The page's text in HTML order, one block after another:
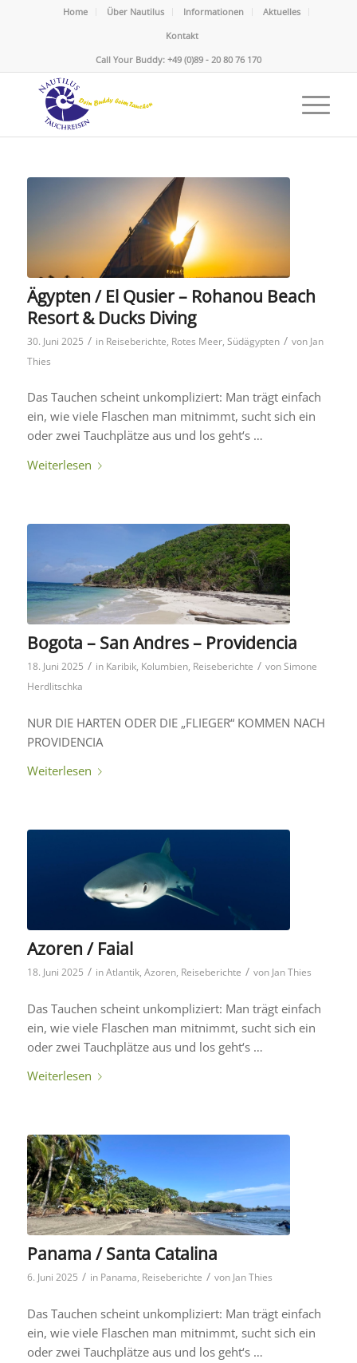
Home Über Nautilus Informationen
Aktuelles
Kontakt
Call Your Buddy: +49 (0)89 - 20 80 76 170
Ägypten / El Qusier – Rohanou Beach
Resort & Ducks Diving
30. Juni 2025 / in Reiseberichte, Rotes Meer, Südägypten / von Jan
Thies
Das Tauchen scheint unkompliziert: Man trägt einfach
ein, wie viele Flaschen man mitnimmt, sucht sich ein
oder zwei Tauchplätze aus und los geht‘s …
Weiterlesen
Bogota – San Andres – Providencia
18. Juni 2025 / in Karibik, Kolumbien, Reiseberichte / vonSimone
Herdlitschka
NUR DIE HARTEN ODER DIE „FLIEGER“ KOMMEN NACH
PROVIDENCIA
Weiterlesen
Azoren / Faial
18. Juni 2025 / inAtlantik, Azoren, Reiseberichte / von Jan Thies
Das Tauchen scheint unkompliziert: Man trägt einfach
ein, wie viele Flaschen man mitnimmt, sucht sich ein
oder zwei Tauchplätze aus und los geht‘s …
Weiterlesen
Panama / Santa Catalina
6. Juni 2025 / in Panama, Reiseberichte / von Jan Thies
Das Tauchen scheint unkompliziert: Man trägt einfach
ein, wie viele Flaschen man mitnimmt, sucht sich ein
oder zwei Tauchplätze aus und los geht‘s …